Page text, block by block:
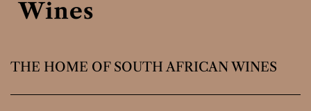
THE HOME OF SOUTH AFRICAN WINES